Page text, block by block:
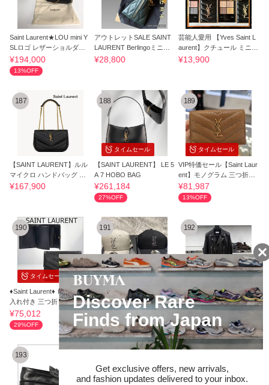
Saint Laurent★LOU mini Y
SLロゴ レザーショルダー
バッグ
¥194,000
13%OFF
アウトレットSALE SAINT
LAURENT Berlingoミニポ
ーチ チャーム
¥28,800
芸能人愛用 【Yves Saint L
aurent】クチュール ミニ
クラッチ
¥13,900
187
【SAINT LAURENT】ルル
マイクロ ハンドバッグ ラ
ムスキン
¥167,900
タイムセール
188
【SAINT LAURENT】 LE 5
A 7 HOBO BAG
¥261,184
27%OFF
タイムセール
189
VIP特価セール【Saint Laur
ent】モノグラム 三つ折り
財布 送料込
¥81,987
13%OFF
タイムセール
190
♦Saint Laurent♦ ロゴ 小銭
入れ付き 三つ折り財布
¥75,012
29%OFF
191
関税込★saint laurent × ne
w era コラボ キャップ 日
本未入荷
¥53,800
タイムセール
192
【直営店セール】Saint Lau
rent レザー ライダースジ
ャケット
¥354,490
65%OFF
193